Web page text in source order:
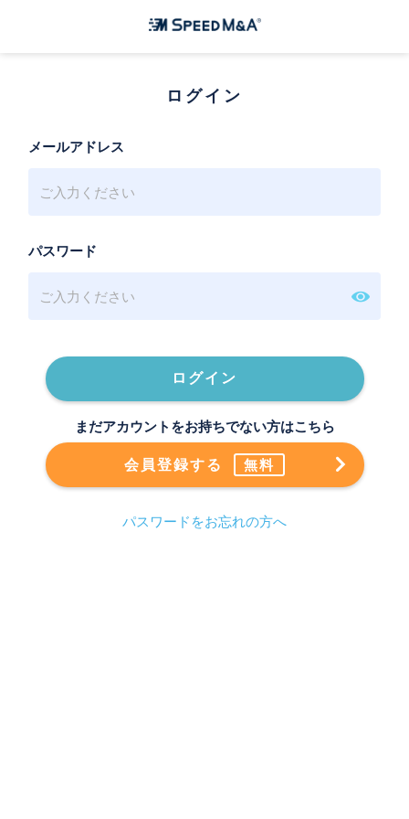
ログイン
メールアドレス
パスワード
ログイン
まだアカウントをお持ちでない方はこちら
会員登録する 無料
パスワードをお忘れの方へ